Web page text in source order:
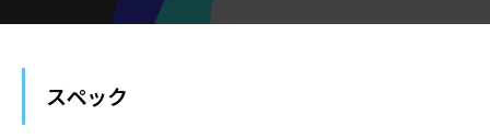
スペック